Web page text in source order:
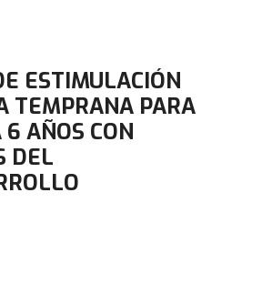
ESTIMULACIÓN
TEMPRANA PARA
AÑOS CON
DEL